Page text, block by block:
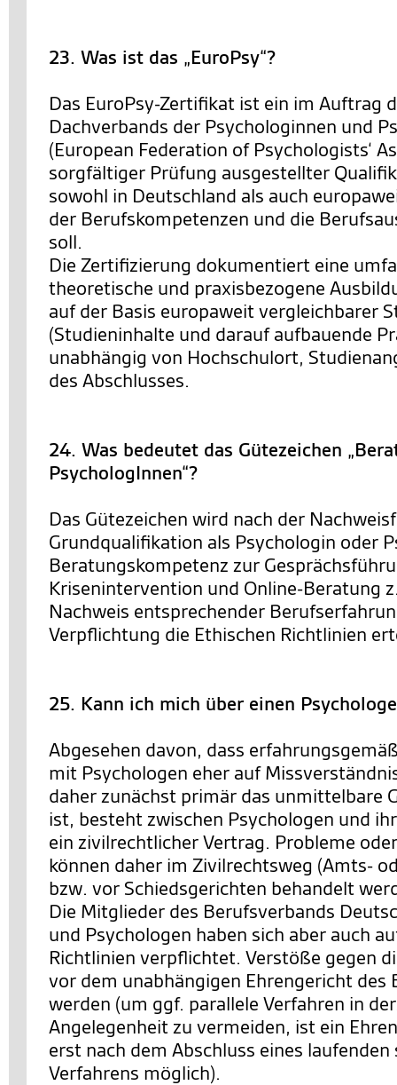
23. Was ist das „EuroPsy“?
Das EuroPsy-Zertifikat ist ein im Auftrag
Dachverbands der Psychologinnen und
(European Federation of Psychologists‘
sorgfältiger Prüfung ausgestellter
sowohl in Deutschland als auch
der Berufskompetenzen und die
soll.
Die Zertifizierung dokumentiert eine
theoretische und praxisbezogene
auf der Basis europaweit vergleichbarer
(Studieninhalte und darauf aufbauende
unabhängig von Hochschulort,
des Abschlusses.
24. Was bedeutet das Gütezeichen
PsychologInnen“?
Das Gütezeichen wird nach der
Grundqualifikation als Psychologin oder
Beratungskompetenz zur
Krisenintervention und Online-Beratung
Nachweis entsprechender
Verpflichtung die Ethischen Richtlinien
25. Kann ich mich über einen
Abgesehen davon, dass
mit Psychologen eher auf
daher zunächst primär das unmittelbare
ist, besteht zwischen Psychologen und
ein zivilrechtlicher Vertrag. Probleme
können daher im Zivilrechtsweg (Amts-
bzw. vor Schiedsgerichten behandelt
Die Mitglieder des Berufsverbands
und Psychologen haben sich aber auch
Richtlinien verpflichtet. Verstöße gegen
vor dem unabhängigen Ehrengericht des
werden (um ggf. parallele Verfahren in
Angelegenheit zu vermeiden, ist ein
erst nach dem Abschluss eines
Verfahrens möglich).